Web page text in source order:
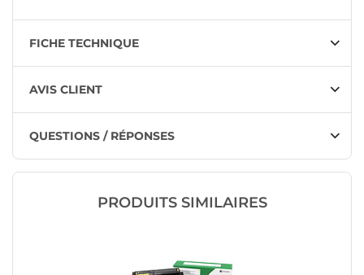
FICHE TECHNIQUE
AVIS CLIENT
QUESTIONS / RÉPONSES
PRODUITS SIMILAIRES